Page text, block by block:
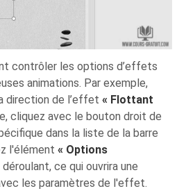
contrôler les options d’effets
animations. Par exemple,
direction de l’effet« Flottant
cliquez avec le bouton droit de
dans la liste de la barre
l'élément« Options
ce qui ouvrira une
les paramètres de l'effet.